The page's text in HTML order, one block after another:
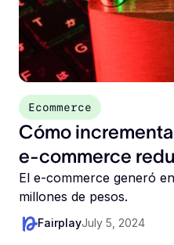
Ecommerce
Cómo
e-commerce
El e-commerce generó
millones de pesos.
FairplayJuly 5, 2024